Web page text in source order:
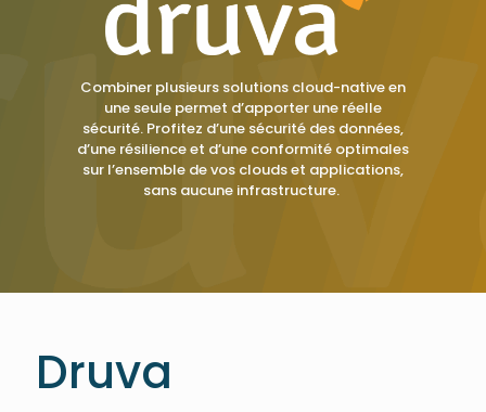
Combiner plusieurs solutions cloud-native en
une seule permet d’apporter une réelle
sécurité. Profitez d’une sécurité des données,
d’une résilience et d’une conformité optimales
sur l’ensemble de vos clouds et applications,
sans aucune infrastructure.
Druva